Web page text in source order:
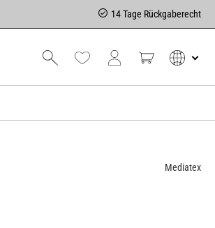
14 Tage Rückgaberecht
Mediatex